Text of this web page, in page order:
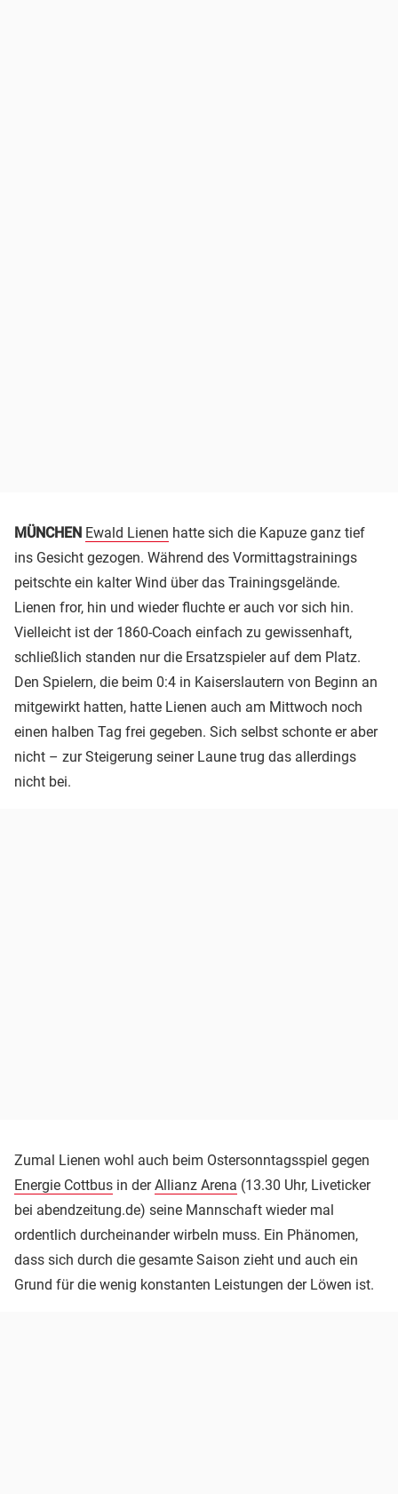
MÜNCHEN Ewald Lienen hatte sich die Kapuze ganz tief
ins Gesicht gezogen. Während des Vormittagstrainings
peitschte ein kalter Wind über das Trainingsgelände.
Lienen fror, hin und wieder fluchte er auch vor sich hin.
Vielleicht ist der 1860-Coach einfach zu gewissenhaft,
schließlich standen nur die Ersatzspieler auf dem Platz.
Den Spielern, die beim 0:4 in Kaiserslautern von Beginn an
mitgewirkt hatten, hatte Lienen auch am Mittwoch noch
einen halben Tag frei gegeben. Sich selbst schonte er aber
nicht – zur Steigerung seiner Laune trug das allerdings
nicht bei.
Zumal Lienen wohl auch beim Ostersonntagsspiel gegen
Energie Cottbus in derAllianz Arena (13.30 Uhr, Liveticker
bei abendzeitung.de) seine Mannschaft wieder mal
ordentlich durcheinander wirbeln muss. Ein Phänomen,
dass sich durch die gesamte Saison zieht und auch ein
Grund für die wenig konstanten Leistungen der Löwen ist.